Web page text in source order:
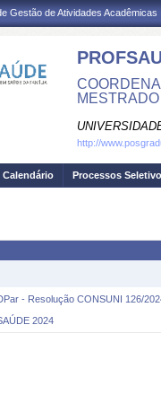
Gestão de Atividades Acadêmicas
http://
Calendário Processos
- Resolução CONSUNI 126/
2024